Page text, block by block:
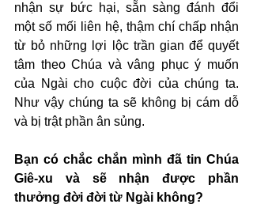
nhận sự bức hại, sẵn sàng đánh đổi
một số mối liên hệ, thậm chí chấp nhận
từ bỏ những lợi lộc trần gian để quyết
tâm theo Chúa và vâng phục ý muốn
của Ngài cho cuộc đời của chúng ta.
Như vậy chúng ta sẽ không bị cám dỗ
và bị trật phần ân sủng.
Bạn có chắc chắn mình đã tin Chúa
Giê-xu và sẽ nhận được phần
thưởng đời đời từ Ngài không?